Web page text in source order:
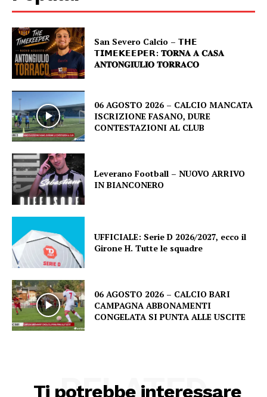
San Severo Calcio – 𝗧𝗛𝗘
𝗧𝗜𝗠𝗘𝗞𝗘𝗘𝗣𝗘𝗥: 𝐓𝐎𝐑𝐍𝐀 𝐀 𝐂𝐀𝐒𝐀
𝐀𝐍𝐓𝐎𝐍𝐆𝐈𝐔𝐋𝐈𝐎 𝐓𝐎𝐑𝐑𝐀𝐂𝐎
06 AGOSTO 2026 – CALCIO MANCATA
ISCRIZIONE FASANO, DURE
CONTESTAZIONI AL CLUB
Leverano Football – NUOVO ARRIVO
IN BIANCONERO
UFFICIALE: Serie D 2026/2027, ecco il
Girone H. Tutte le squadre
06 AGOSTO 2026 – CALCIO BARI
CAMPAGNA ABBONAMENTI
CONGELATA SI PUNTA ALLE USCITE
Ti potrebbe interessare